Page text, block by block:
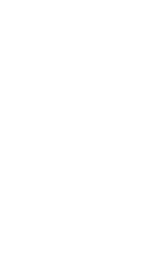
Libre de